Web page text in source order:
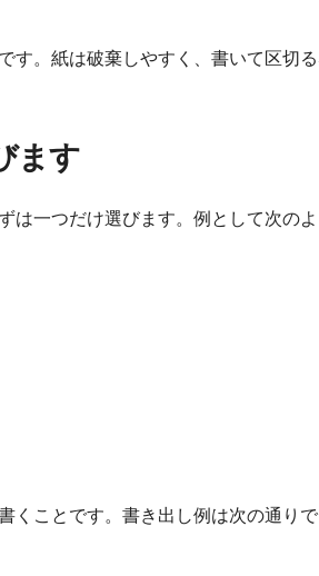
す。紙は破棄しやすく、書いて区切
ます
は一つだけ選びます。例として次の
くことです。書き出し例は次の通りで